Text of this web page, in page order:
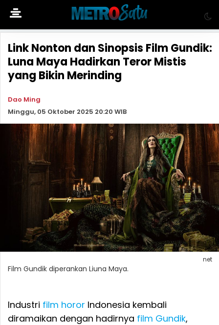
Link Nonton dan Sinopsis Film Gundik:
Luna Maya Hadirkan Teror Mistis
yang Bikin Merinding
Dao Ming
Minggu, 05 Oktober 2025 20:20 WIB
net
Film Gundik diperankan Liuna Maya.
Industri film horor Indonesia kembali
diramaikan dengan hadirnya film Gundik,